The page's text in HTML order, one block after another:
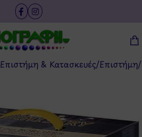
Επιστήμη & Κατασκευές/Επιστήμη/